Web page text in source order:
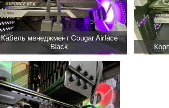
Кабель менеджмент Cougar Airface
Black